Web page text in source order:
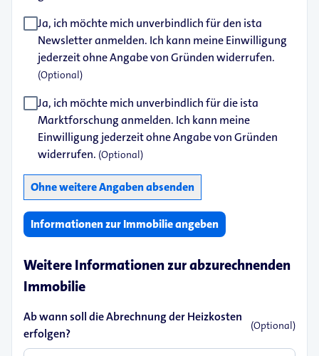
Ja, ich möchte mich unverbindlich für den ista
Newsletter anmelden. Ich kann meine Einwilligung
jederzeit ohne Angabe von Gründen widerrufen.
(Optional)
Ja, ich möchte mich unverbindlich für die ista
Marktforschung anmelden. Ich kann meine
Einwilligung jederzeit ohne Angabe von Gründen
widerrufen. (Optional)
Informationen zur Immobilie angeben
Weitere Informationen zur abzurechnenden
Immobilie
Ab wann soll die Abrechnung der Heizkosten
erfolgen?
(Optional)